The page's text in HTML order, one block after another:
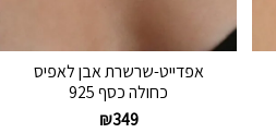
אפדייט-שרשרת אבן לאפיס
כחולה כסף 925
₪349